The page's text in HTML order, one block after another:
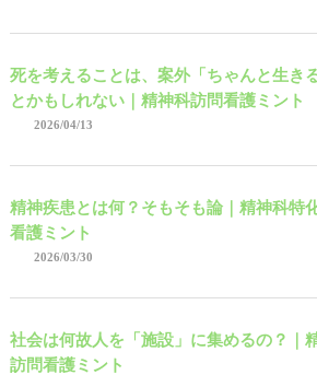
死を考えることは、案外「ちゃんと生き
とかもしれない｜精神科訪問看護ミント
2026/04/13
精神疾患とは何？そもそも論｜精神科特
看護ミント
2026/03/30
社会は何故人を「施設」に集めるの？｜
訪問看護ミント